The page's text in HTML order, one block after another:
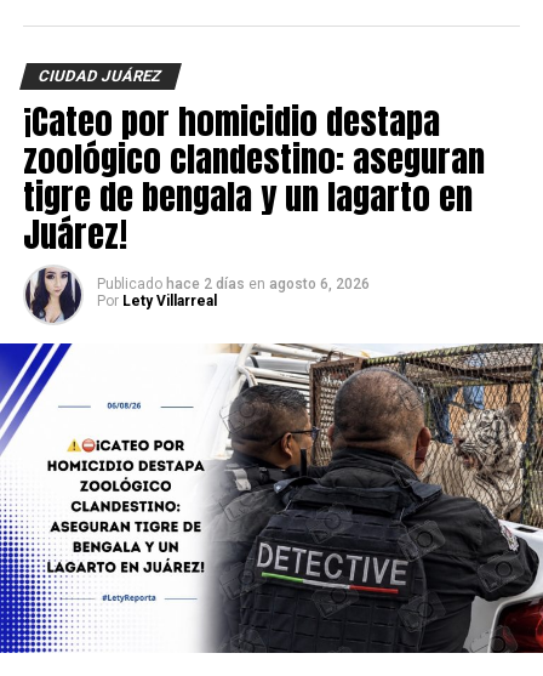
revelada y las autoridades continúan con las
investigaciones para esclarecer el móvil del crimen y dar
con los responsables.
CIUDAD JUÁREZ
¡Cateo por homicidio destapa
zoológico clandestino: aseguran
tigre de bengala y un lagarto en
Juárez!
Publicado hace 2 días en agosto 6, 2026
Por Lety Villarreal